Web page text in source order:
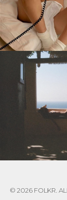
© 2026 FOLKR.